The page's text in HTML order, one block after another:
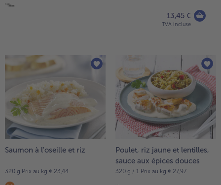
13,45 €
TVA incluse
Saumon à l'oseille et riz
320 g Prix au kg € 23,44
Poulet, riz jaune et lentilles,
sauce aux épices douces
320 g / 1 Prix au kg € 27,97